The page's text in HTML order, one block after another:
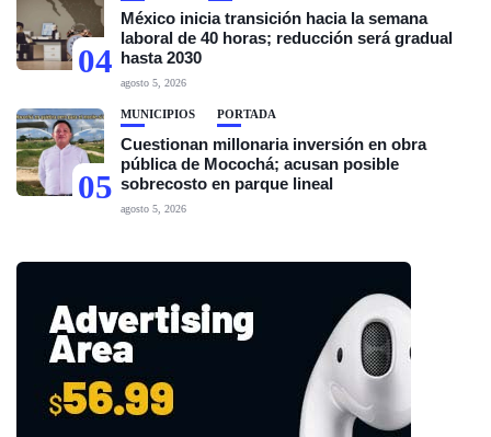
04
México inicia transición hacia la semana
laboral de 40 horas; reducción será gradual
hasta 2030
agosto 5, 2026
05
MUNICIPIOS PORTADA
Cuestionan millonaria inversión en obra
pública de Mocochá; acusan posible
sobrecosto en parque lineal
agosto 5, 2026